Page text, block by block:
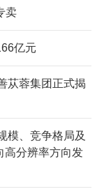
卖
亿元
苁蓉集团正式揭
模、竞争格局及
高分辨率方向发